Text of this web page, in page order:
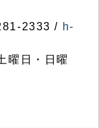
2333 / h-
曜日・日曜